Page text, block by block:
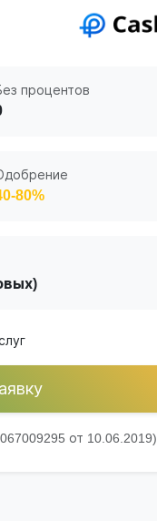
процентов
80%
от 10.06.2019)